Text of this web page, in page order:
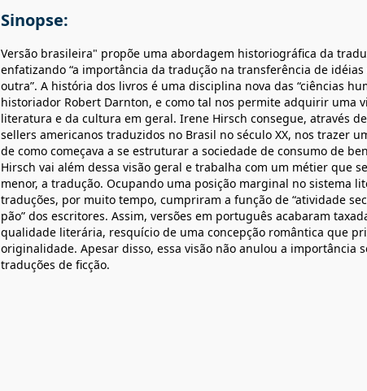
Sinopse:
Versão brasileira" propõe uma abordagem historiográfica da
enfatizando “a importância da tradução na transferência de
outra”. A história dos livros é uma disciplina nova das “ciências
historiador Robert Darnton, e como tal nos permite adquirir uma
literatura e da cultura em geral. Irene Hirsch consegue, através
sellers americanos traduzidos no Brasil no século XX, nos trazer
de como começava a se estruturar a sociedade de consumo de
Hirsch vai além dessa visão geral e trabalha com um métier que
menor, a tradução. Ocupando uma posição marginal no sistema
traduções, por muito tempo, cumpriram a função de “atividade
pão” dos escritores. Assim, versões em português acabaram
qualidade literária, resquício de uma concepção romântica que
originalidade. Apesar disso, essa visão não anulou a importância
traduções de ficção.